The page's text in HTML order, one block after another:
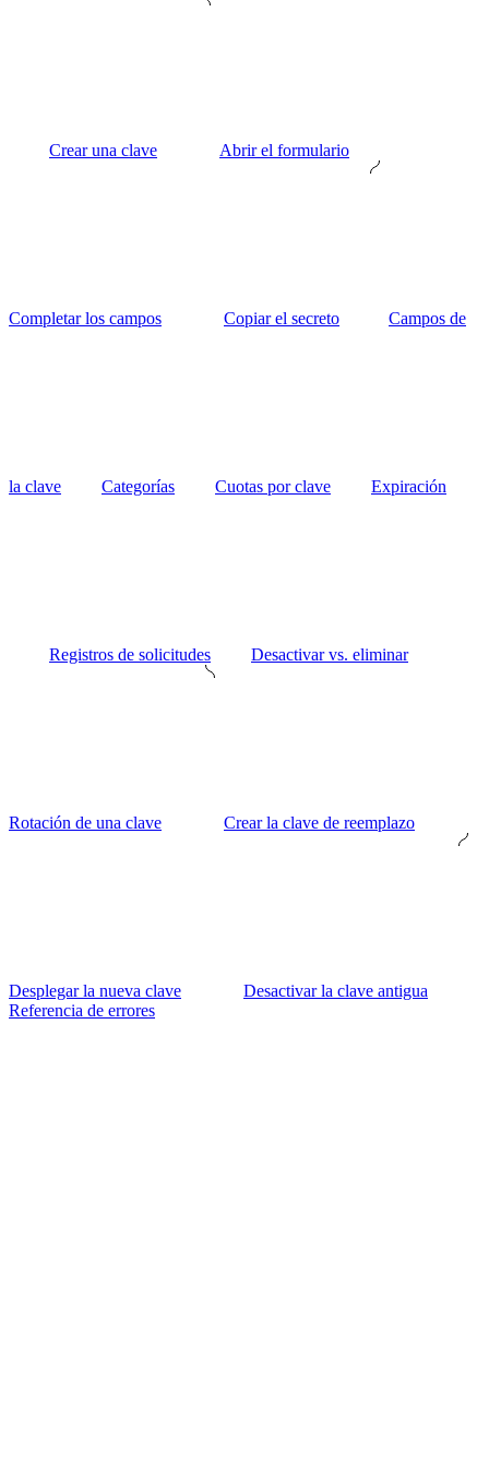
Crear una clave Abrir el formulario
Completar los campos Copiar el secreto Campos de
la clave Categorías Cuotas por clave Expiración
Registros de solicitudes Desactivar vs. eliminar
Rotación de una clave Crear la clave de reemplazo
Desplegar la nueva clave
Desactivar la clave antigua
Referencia de errores